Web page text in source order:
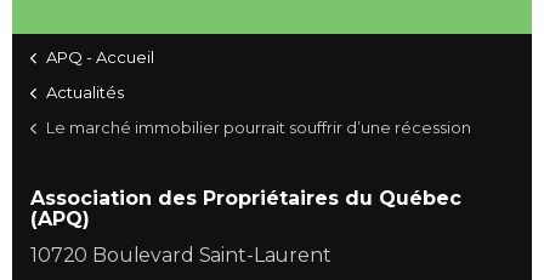
APQ - Accueil
Actualités
Le marché immobilier pourrait souffrir d’une récession
Association des Propriétaires du Québec
(APQ)
10720 Boulevard Saint-Laurent